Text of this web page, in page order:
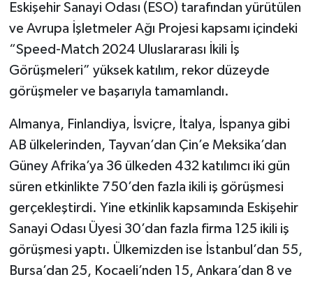
Eskişehir Sanayi Odası (ESO) tarafından yürütülen
ve Avrupa İşletmeler Ağı Projesi kapsamı içindeki
“Speed-Match 2024 Uluslararası İkili İş
Görüşmeleri” yüksek katılım, rekor düzeyde
görüşmeler ve başarıyla tamamlandı.
Almanya, Finlandiya, İsviçre, İtalya, İspanya gibi
AB ülkelerinden, Tayvan’dan Çin’e Meksika’dan
Güney Afrika’ya 36 ülkeden 432 katılımcı iki gün
süren etkinlikte 750’den fazla ikili iş görüşmesi
gerçekleştirdi. Yine etkinlik kapsamında Eskişehir
Sanayi Odası Üyesi 30’dan fazla firma 125 ikili iş
görüşmesi yaptı. Ülkemizden ise İstanbul’dan 55,
Bursa’dan 25, Kocaeli’nden 15, Ankara’dan 8 ve